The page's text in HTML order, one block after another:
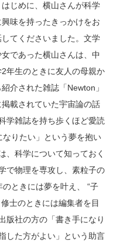
じめに、横山さんが科学
興味を持ったきっかけをお
してくださいました。文学
女であった横山さんは、中
2年生のときに友人の母親か
紹介された雑誌「Newton」
掲載されていた宇宙論の話
学雑誌を持ち歩くほど愛読
なりたい」という夢を抱い
、科学について知っておく
で物理を専攻し、素粒子の
ときには夢を叶え、 “子
士のときには編集者を目
版社の方の「書き手になり
した方がよい」という助言